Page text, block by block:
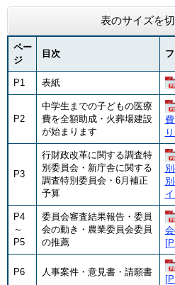
表のサイズを
ペー
ジ
目次
P1 表紙
P2
中学生までの子どもの医療
費を全額助成・火葬場建設
が始まります
P3
行財政改革に関する調査特
別委員会・新庁舎に関する
調査特別委員会・6月補正
予算
P4
～
P5
委員会審査結果報告・委員
会の動き・農業委員会委員
の推薦
P6 人事案件・意見書・請願書